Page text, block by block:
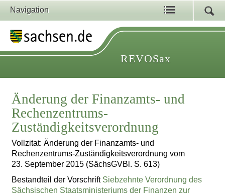
Navigation
REVOSax
Änderung der Finanzamts- und
Rechenzentrums-
Zuständigkeitsverordnung
Vollzitat: Änderung der Finanzamts- und
Rechenzentrums-Zuständigkeitsverordnung vom
23. September 2015 (SächsGVBl. S. 613)
Bestandteil der Vorschrift Siebzehnte Verordnung des
Sächsischen Staatsministeriums der Finanzen zur